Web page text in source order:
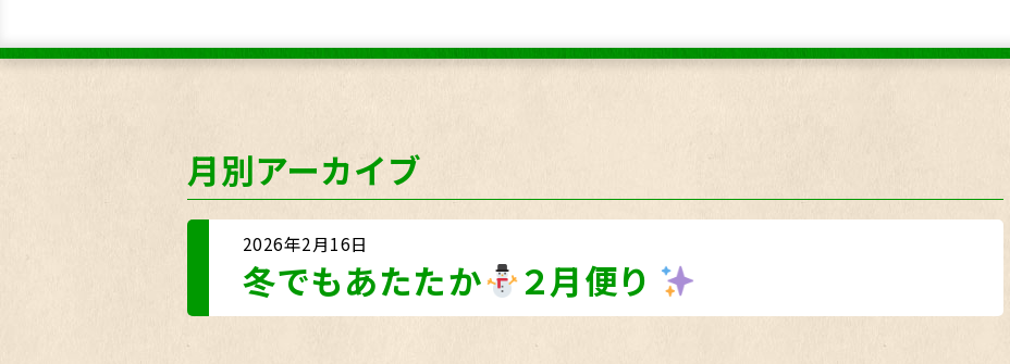
月別アーカイブ
2026年2月16日
冬でもあたたか ２月便り